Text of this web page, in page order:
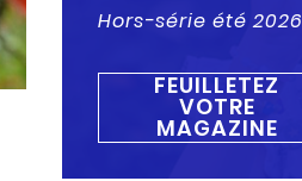
Hors-série été 2026
FEUILLETEZ
VOTRE
MAGAZINE